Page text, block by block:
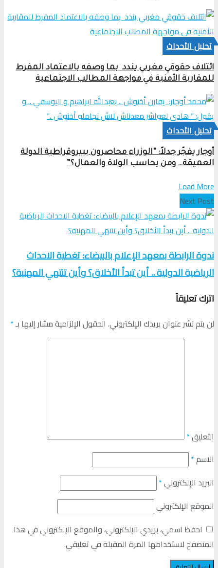
تحلیل الأحداث
ائتلاف حقوقي مغربي يندد بما وصفه بالاعتماد المفرط
للمقاربة الأمنية في مواجهة المطالب الاجتماعية
تحلیل الأحداث
أوجار يفجّر جدلاً: “الوزراء محاصرون ببيروقراطية الدولة
العميقة… ومن يحاسب الولاة والعمال؟”
Load More
Next Post
ندوة الرابطة بمعهد الإعلام بالبيضاء: تغطية الاحداث
الرياضية الدولية .. أين تبدأ الأخلاق؟ وأين تنتهي المهنية؟
اترك تعليقاً
لن يتم نشر عنوان بريدك الإلكتروني. الحقول الإلزامية مشار إليها بـ*
التعليق*
الاسم*
البريد الإلكتروني*
الموقع الإلكتروني
احفظ اسمي، بريدي الإلكتروني، والموقع الإلكتروني في هذا
المتصفح لاستخدامها المرة المقبلة في تعليقي.